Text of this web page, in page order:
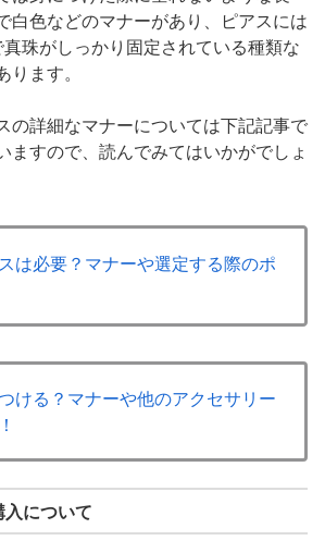
白色などのマナーがあり、ピアスには
珠がしっかり固定されている種類な
ます。
の詳細なマナーについては下記記事で
ますので、読んでみてはいかがでしょ
は必要？マナーや選定する際のポ
ける？マナーや他のアクセサリー
について